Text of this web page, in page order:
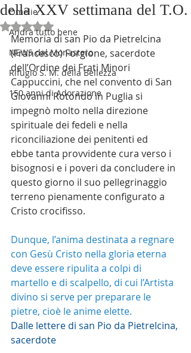
Omelie
Andrà tutto bene
NEWS dal Monastero
Rifugio S. M. della Bellezza
150 anni di Adorazione
della XXV settimana del T.O.
Valutazione NaN stelle su 5.
Memoria di san Pio da Pietrelcina
(Francesco) Forgione, sacerdote
dell’Ordine dei Frati Minori
Cappuccini, che nel convento di San
Giovanni Rotondo in Puglia si
impegnò molto nella direzione
spirituale dei fedeli e nella
riconciliazione dei penitenti ed
ebbe tanta provvidente cura verso i
bisognosi e i poveri da concludere in
questo giorno il suo pellegrinaggio
terreno pienamente configurato a
Cristo crocifisso.
Dunque, l’anima destinata a regnare
con Gesù Cristo nella gloria eterna
deve essere ripulita a colpi di
martello e di scalpello, di cui l’Artista
divino si serve per preparare le
pietre, cioè le anime elette.
Dalle lettere di san Pio da Pietrelcina,
sacerdote